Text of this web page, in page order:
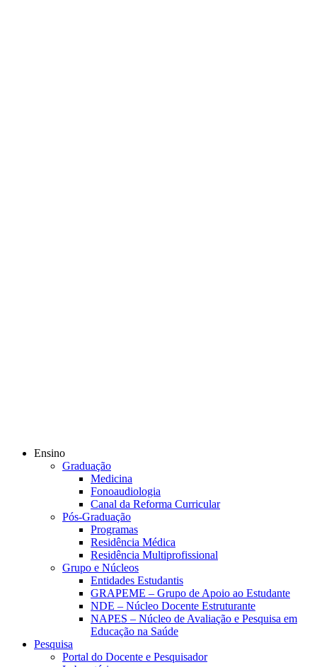
Ensino
Graduação
Medicina
Fonoaudiologia
Canal da Reforma Curricular
Pós-Graduação
Programas
Residência Médica
Residência Multiprofissional
Grupo e Núcleos
Entidades Estudantis
GRAPEME – Grupo de Apoio ao Estudante
NDE – Núcleo Docente Estruturante
NAPES – Núcleo de Avaliação e Pesquisa em
Educação na Saúde
Pesquisa
Portal do Docente e Pesquisador